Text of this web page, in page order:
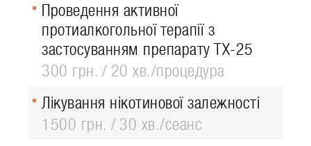
Проведення активної
протиалкогольної терапії з
застосуванням препарату ТХ-25
300 грн.
20 хв./процедура
Лікування нікотинової залежності
1500 грн.
30 хв./сеанс